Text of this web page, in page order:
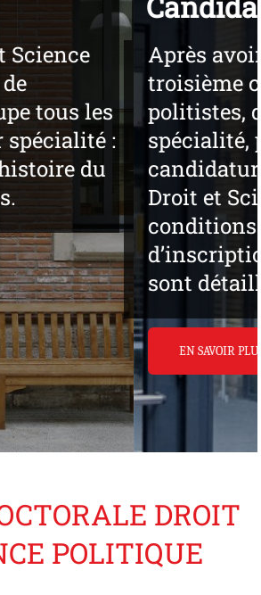
un diplôme de
tous les juristes et
soit leur
faire acte de
l’École Doctorale de
Politique. Les
la procédure
et de réinscription
dans cette rubrique
DROIT
POLITIQUE